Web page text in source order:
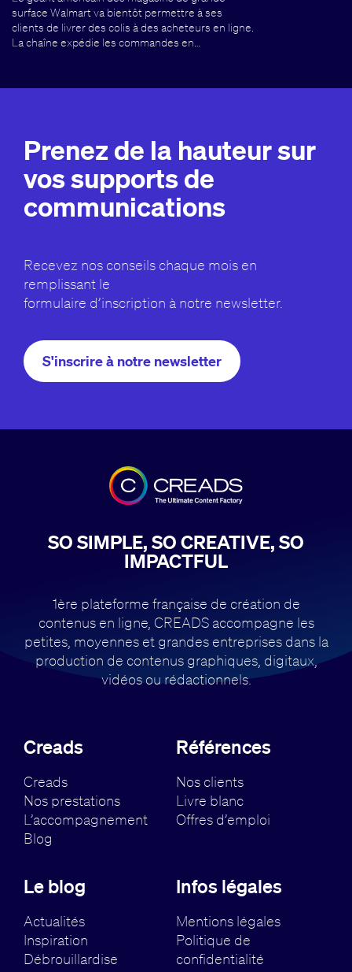
surface Walmart va bientôt permettre à ses
clients de livrer des colis à des acheteurs en ligne.
La chaîne expédie les commandes en…
Prenez de la hauteur sur
vos supports de
communications
Recevez nos conseils chaque mois en
remplissant le
formulaire d’inscription à notre newsletter.
S'inscrire à notre newsletter
SO SIMPLE, SO CREATIVE, SO
IMPACTFUL
1ère plateforme française de création de
contenus en ligne, CREADS accompagne les
petites, moyennes et grandes entreprises dans la
production de contenus graphiques, digitaux,
vidéos ou rédactionnels.
Creads
Creads
Nos prestations
L’accompagnement
Blog
Références
Nos clients
Livre blanc
Offres d’emploi
Le blog
Actualités
Inspiration
Débrouillardise
Infos légales
Mentions légales
Politique de
confidentialité